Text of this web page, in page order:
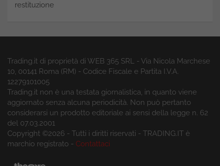
restituzione
Trading.it di proprietà di WEB 365 SRL - Via Nicola Marchese
10, 00141 Roma (RM) - Codice Fiscale e Partita I.V.A.
12279101005
Trading.it non è una testata giornalistica, in quanto viene
aggiornato senza alcuna periodicità. Non può pertanto
considerarsi un prodotto editoriale ai sensi della legge n. 62
del 07.03.2001
Copyright ©2026 - Tutti i diritti riservati - TRADING.IT è
marchio registrato - Contattaci